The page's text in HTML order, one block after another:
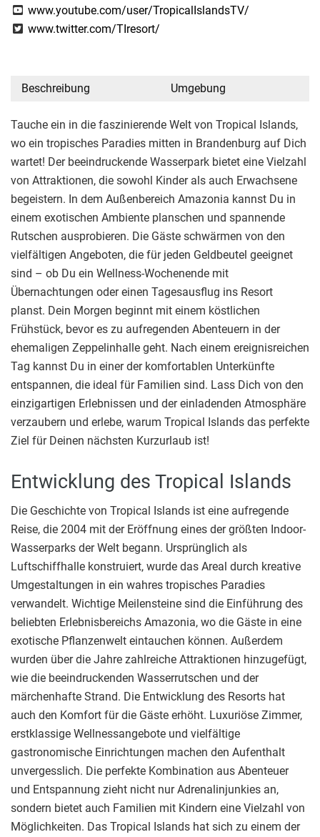
www.youtube.com/user/TropicalIslandsTV/
www.twitter.com/TIresort/
Beschreibung Umgebung
Tauche ein in die faszinierende Welt von Tropical Islands,
wo ein tropisches Paradies mitten in Brandenburg auf Dich
wartet! Der beeindruckende Wasserpark bietet eine Vielzahl
von Attraktionen, die sowohl Kinder als auch Erwachsene
begeistern. In dem Außenbereich Amazonia kannst Du in
einem exotischen Ambiente planschen und spannende
Rutschen ausprobieren. Die Gäste schwärmen von den
vielfältigen Angeboten, die für jeden Geldbeutel geeignet
sind – ob Du ein Wellness-Wochenende mit
Übernachtungen oder einen Tagesausflug ins Resort
planst. Dein Morgen beginnt mit einem köstlichen
Frühstück, bevor es zu aufregenden Abenteuern in der
ehemaligen Zeppelinhalle geht. Nach einem ereignisreichen
Tag kannst Du in einer der komfortablen Unterkünfte
entspannen, die ideal für Familien sind. Lass Dich von den
einzigartigen Erlebnissen und der einladenden Atmosphäre
verzaubern und erlebe, warum Tropical Islands das perfekte
Ziel für Deinen nächsten Kurzurlaub ist!
Entwicklung des Tropical Islands
Die Geschichte von Tropical Islands ist eine aufregende
Reise, die 2004 mit der Eröffnung eines der größten Indoor-
Wasserparks der Welt begann. Ursprünglich als
Luftschiffhalle konstruiert, wurde das Areal durch kreative
Umgestaltungen in ein wahres tropisches Paradies
verwandelt. Wichtige Meilensteine sind die Einführung des
beliebten Erlebnisbereichs Amazonia, wo die Gäste in eine
exotische Pflanzenwelt eintauchen können. Außerdem
wurden über die Jahre zahlreiche Attraktionen hinzugefügt,
wie die beeindruckenden Wasserrutschen und der
märchenhafte Strand. Die Entwicklung des Resorts hat
auch den Komfort für die Gäste erhöht. Luxuriöse Zimmer,
erstklassige Wellnessangebote und vielfältige
gastronomische Einrichtungen machen den Aufenthalt
unvergesslich. Die perfekte Kombination aus Abenteuer
und Entspannung zieht nicht nur Adrenalinjunkies an,
sondern bietet auch Familien mit Kindern eine Vielzahl von
Möglichkeiten. Das Tropical Islands hat sich zu einem der